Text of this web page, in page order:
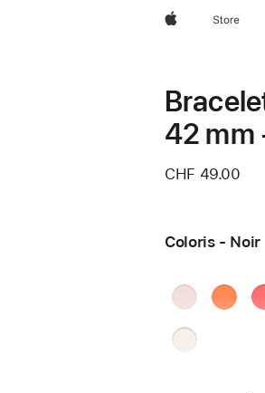
AppleStore
42 mm
CHF 49.00
Coloris - Noir
Rose
Rose